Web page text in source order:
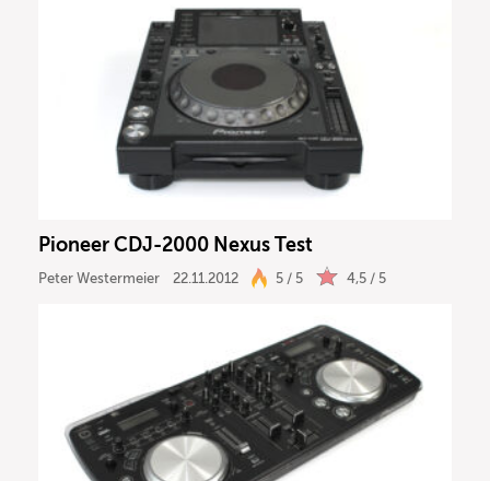
Pioneer CDJ-2000 Nexus Test
Peter Westermeier 22.11.2012 5 / 5 4,5 / 5